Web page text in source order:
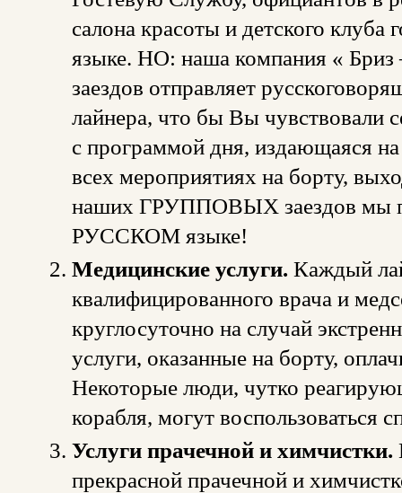
салона красоты и детского
языке. НО: наша компания « Бриз
заездов отправляет
лайнера, что бы Вы чувствовали
с программой дня, издающаяся
всех мероприятиях на борту,
наших ГРУППОВЫХ заездов мы
РУССКОМ языке!
Медицинские услуги. Каждый
квалифицированного врача и
круглосуточно на случай
услуги, оказанные на борту,
Некоторые люди, чутко
корабля, могут воспользоваться
Услуги прачечной и химчистки.
прекрасной прачечной и